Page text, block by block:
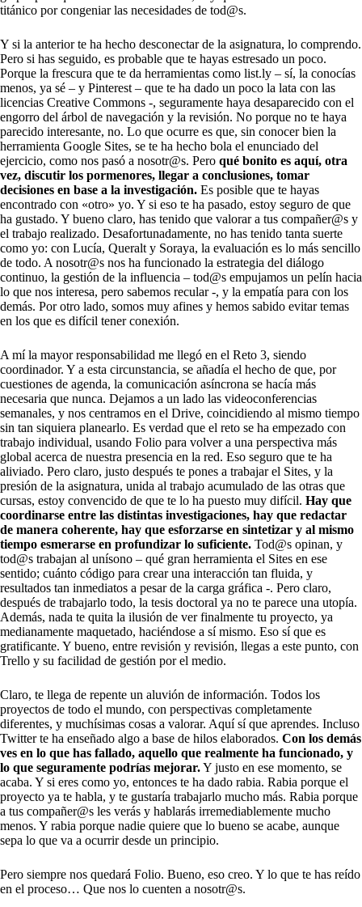
titánico por congeniar las necesidades de tod@s.
Y si la anterior te ha hecho desconectar de la asignatura, lo comprendo.
Pero si has seguido, es probable que te hayas estresado un poco.
Porque la frescura que te da herramientas como list.ly – sí, la conocías
menos, ya sé – y Pinterest – que te ha dado un poco la lata con las
licencias Creative Commons -, seguramente haya desaparecido con el
engorro del árbol de navegación y la revisión. No porque no te haya
parecido interesante, no. Lo que ocurre es que, sin conocer bien la
herramienta Google Sites, se te ha hecho bola el enunciado del
ejercicio, como nos pasó a nosotr@s. Pero qué bonito es aquí, otra
vez, discutir los pormenores, llegar a conclusiones, tomar
decisiones en base a la investigación. Es posible que te hayas
encontrado con «otro» yo. Y si eso te ha pasado, estoy seguro de que
ha gustado. Y bueno claro, has tenido que valorar a tus compañer@s y
el trabajo realizado. Desafortunadamente, no has tenido tanta suerte
como yo: con Lucía, Queralt y Soraya, la evaluación es lo más sencillo
de todo. A nosotr@s nos ha funcionado la estrategia del diálogo
continuo, la gestión de la influencia – tod@s empujamos un pelín hacia
lo que nos interesa, pero sabemos recular -, y la empatía para con los
demás. Por otro lado, somos muy afines y hemos sabido evitar temas
en los que es difícil tener conexión.
A mí la mayor responsabilidad me llegó en el Reto 3, siendo
coordinador. Y a esta circunstancia, se añadía el hecho de que, por
cuestiones de agenda, la comunicación asíncrona se hacía más
necesaria que nunca. Dejamos a un lado las videoconferencias
semanales, y nos centramos en el Drive, coincidiendo al mismo tiempo
sin tan siquiera planearlo. Es verdad que el reto se ha empezado con
trabajo individual, usando Folio para volver a una perspectiva más
global acerca de nuestra presencia en la red. Eso seguro que te ha
aliviado. Pero claro, justo después te pones a trabajar el Sites, y la
presión de la asignatura, unida al trabajo acumulado de las otras que
cursas, estoy convencido de que te lo ha puesto muy difícil. Hay que
coordinarse entre las distintas investigaciones, hay que redactar
de manera coherente, hay que esforzarse en sintetizar y al mismo
tiempo esmerarse en profundizar lo suficiente. Tod@s opinan, y
tod@s trabajan al unísono – qué gran herramienta el Sites en ese
sentido; cuánto código para crear una interacción tan fluida, y
resultados tan inmediatos a pesar de la carga gráfica -. Pero claro,
después de trabajarlo todo, la tesis doctoral ya no te parece una utopía.
Además, nada te quita la ilusión de ver finalmente tu proyecto, ya
medianamente maquetado, haciéndose a sí mismo. Eso sí que es
gratificante. Y bueno, entre revisión y revisión, llegas a este punto, con
Trello y su facilidad de gestión por el medio.
Claro, te llega de repente un aluvión de información. Todos los
proyectos de todo el mundo, con perspectivas completamente
diferentes, y muchísimas cosas a valorar. Aquí sí que aprendes. Incluso
Twitter te ha enseñado algo a base de hilos elaborados. Con los demás
ves en lo que has fallado, aquello que realmente ha funcionado, y
lo que seguramente podrías mejorar.Y justo en ese momento, se
acaba. Y si eres como yo, entonces te ha dado rabia. Rabia porque el
proyecto ya te habla, y te gustaría trabajarlo mucho más. Rabia porque
a tus compañer@s les verás y hablarás irremediablemente mucho
menos. Y rabia porque nadie quiere que lo bueno se acabe, aunque
sepa lo que va a ocurrir desde un principio.
Pero siempre nos quedará Folio. Bueno, eso creo. Y lo que te has reído
en el proceso… Que nos lo cuenten a nosotr@s.